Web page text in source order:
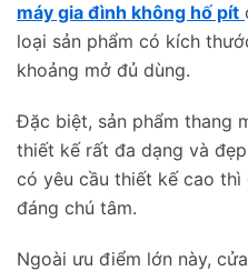
máy gia đình không hố pít
loại sản phẩm có kích
khoảng mở đủ dùng.
Đặc biệt, sản phẩm thang
thiết kế rất đa dạng và
có yêu cầu thiết kế cao
đáng chú tâm.
Ngoài ưu điểm lớn này,